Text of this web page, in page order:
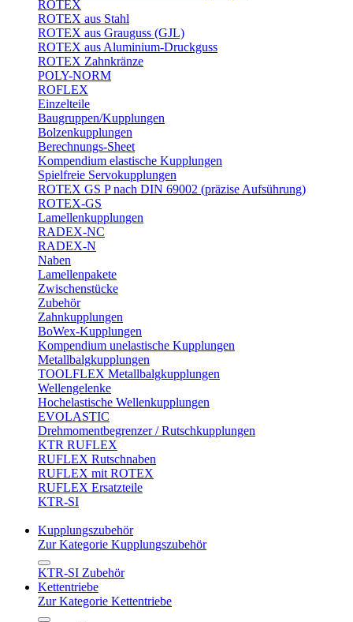
ROTEX
ROTEX aus Stahl
ROTEX aus Grauguss (GJL)
ROTEX aus Aluminium-Druckguss
ROTEX Zahnkränze
POLY-NORM
ROFLEX
Einzelteile
Baugruppen/Kupplungen
Bolzenkupplungen
Berechnungs-Sheet
Kompendium elastische Kupplungen
Spielfreie Servokupplungen
ROTEX GS P nach DIN 69002 (präzise Aufsührung)
ROTEX-GS
Lamellenkupplungen
RADEX-NC
RADEX-N
Naben
Lamellenpakete
Zwischenstücke
Zubehör
Zahnkupplungen
BoWex-Kupplungen
Kompendium unelastische Kupplungen
Metallbalgkupplungen
TOOLFLEX Metallbalgkupplungen
Wellengelenke
Hochelastische Wellenkupplungen
EVOLASTIC
Drehmomentbegrenzer / Rutschkupplungen
KTR RUFLEX
RUFLEX Rutschnaben
RUFLEX mit ROTEX
RUFLEX Ersatzteile
KTR-SI
Kupplungszubehör
Zur Kategorie Kupplungszubehör
KTR-SI Zubehör
Kettentriebe
Zur Kategorie Kettentriebe